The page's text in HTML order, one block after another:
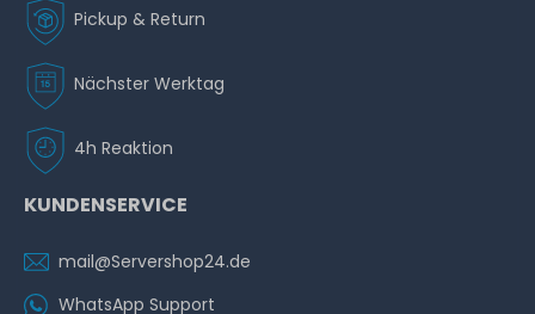
Pickup & Return
Nächster Werktag
4h Reaktion
KUNDENSERVICE
mail@Servershop24.de
WhatsApp Support